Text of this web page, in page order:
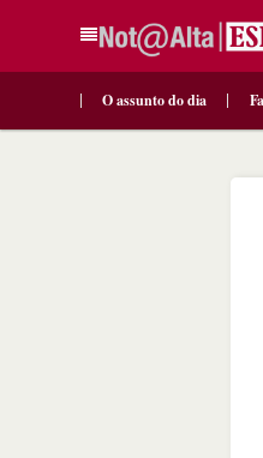
O assunto do dia